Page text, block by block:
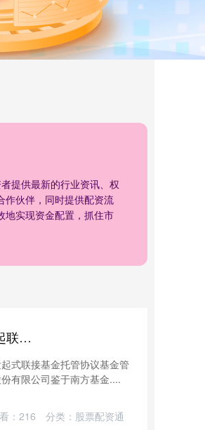
提供最新的行业资讯、权
作伙伴，同时提供配资流
地实现资金配置，抓住市
仙牛网配资 南方中证国新港股通央企红利ETF发起联接A,南方中证国新港股通央企红利ETF发起联接C: 南方中证国新港股通央企红利交易型开放式指数证券投资基金发起式联接基金托管协议
式联接基金托管协议基金管
有限公司鉴于南方基金....
： 216 分类： 股票配资通